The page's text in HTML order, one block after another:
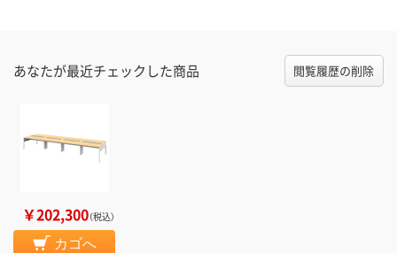
あなたが最近チェックした商品 閲覧履歴の削除
￥202,300（税込）
カゴへ